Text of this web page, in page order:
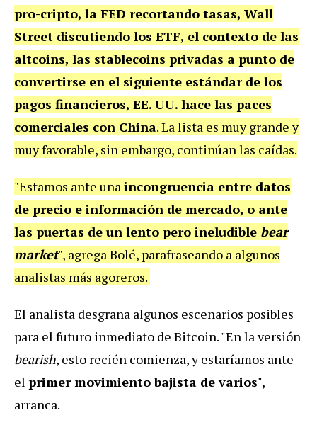
pro-cripto, la FED recortando tasas, Wall
Street discutiendo los ETF, el contexto de las
altcoins, las stablecoins privadas a punto de
convertirse en el siguiente estándar de los
pagos financieros, EE. UU. hace las paces
comerciales con China. La lista es muy grande y
muy favorable, sin embargo, continúan las caídas.
"Estamos ante unaincongruencia entre datos
de precio e información de mercado, o ante
las puertas de un lento pero ineludible bear
market", agrega Bolé, parafraseando a algunos
analistas más agoreros.
El analista desgrana algunos escenarios posibles
para el futuro inmediato de Bitcoin. "En la versión
bearish, esto recién comienza, y estaríamos ante
el primer movimiento bajista de varios",
arranca.